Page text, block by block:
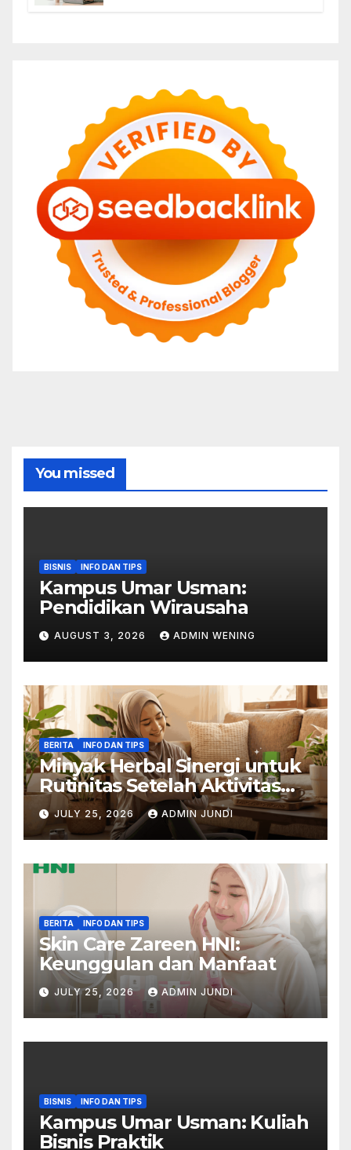
You missed
BISNIS INFO DAN TIPS
Kampus Umar Usman:
Pendidikan Wirausaha
AUGUST 3, 2026 ADMIN WENING
BERITA INFO DAN TIPS
Minyak Herbal Sinergi untuk
Rutinitas Setelah Aktivitas
Padat
JULY 25, 2026 ADMIN JUNDI
BERITA INFO DAN TIPS
Skin Care Zareen HNI:
Keunggulan dan Manfaat
JULY 25, 2026 ADMIN JUNDI
BISNIS INFO DAN TIPS
Kampus Umar Usman: Kuliah
Bisnis Praktik